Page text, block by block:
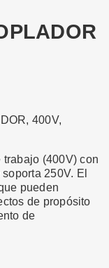
400V,
(400V) con
250V. El
pueden
de propósito
de